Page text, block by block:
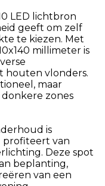
LED lichtbron
geeft om zelf
te kiezen. Met
millimeter is
houten vlonders.
maar
zones
is
profiteert van
Deze spot
beplanting,
van een